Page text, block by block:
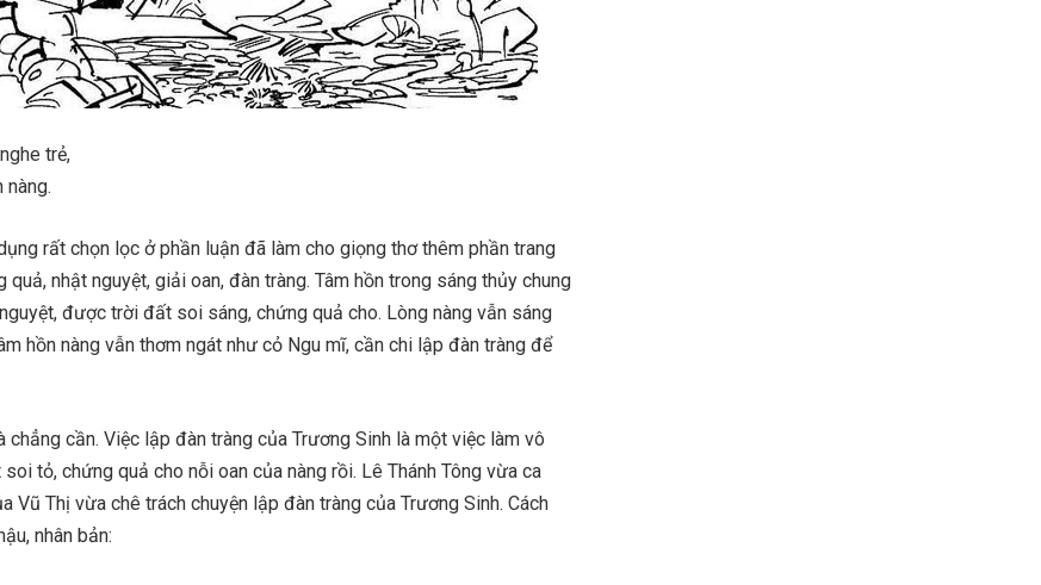
trẻ,
nàng.
rất chọn lọc ở phần luận đã làm cho giọng thơ thêm phần trang
quả, nhật nguyệt, giải oan, đàn tràng. Tâm hồn trong sáng thủy chung
được trời đất soi sáng, chứng quả cho. Lòng nàng vẫn sáng
hồn nàng vẫn thơm ngát như cỏ Ngu mĩ, cần chi lập đàn tràng để
chẳng cần. Việc lập đàn tràng của Trương Sinh là một việc làm vô
tỏ, chứng quả cho nỗi oan của nàng rồi. Lê Thánh Tông vừa ca
Vũ Thị vừa chê trách chuyện lập đàn tràng của Trương Sinh. Cách
nhân bản: